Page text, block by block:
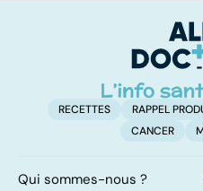
RECETTES RAPPEL
CANCER
Qui sommes-nous ?